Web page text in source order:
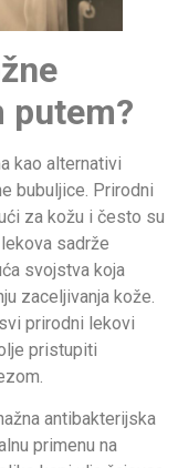
putem?
kao alternativi
bubuljice. Prirodni
za kožu i često su
sadrže
svojstva koja
zaceljivanja kože.
prirodni lekovi
pristupiti
antibakterijska
primenu na